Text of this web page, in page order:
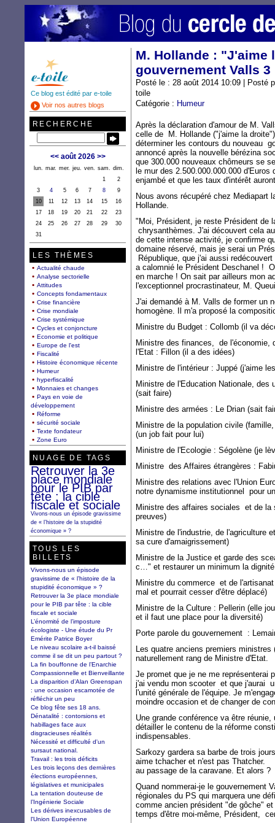
M. Hollande : "J'aime
gouvernement Valls 3
Posté le : 28 août 2014 10:09 | Posté
toile
Catégorie : Humeur
Après la déclaration d'amour de M.
celle de M. Hollande ("j'aime la
déterminer les contours du nouveau
annoncé après la nouvelle bérézina
que 300.000 nouveaux chômeurs se
le mur des 2.500.000.000.000
enjambé et que les taux d'intérêt
Nous avons récupéré chez Mediapart
Hollande.
"Moi, Président, je reste Président de
chrysanthèmes. J'ai découvert cela
de cette intense activité, je confirme
domaine réservé, mais je serai un
République, que j'ai aussi
a calomnié le Président Deschanel !
en marche ! On sait par ailleurs mon
l'exceptionnel procrastinateur, M.
J'ai demandé à M. Valls de former un
homogène. Il m'a proposé la
Ministre du Budget : Collomb (il va
Ministre des finances, de l'économie,
l'Etat : Fillon (il a des idées)
Ministre de l'intérieur : Juppé (j'aime
Ministre de l'Education Nationale,
(sait faire)
Ministre des armées : Le Drian (sait
Ministre de la population civile
(un job fait pour lui)
Ministre de l'Ecologie : Ségolène (je
Ministre des Affaires étrangères :
Ministre des relations avec l'Union
notre dynamisme institutionnel pour
Ministre des affaires sociales et de la
preuves)
Ministre de l'industrie, de l'agriculture
sa cure d'amaigrissement)
Ministre de la Justice et garde des
c…" et restaurer un minimum la
Ministre du commerce et de
mal et pourrait cesser d'être déplacé)
Ministre de la Culture : Pellerin (elle
et il faut une place pour la diversité)
Porte parole du gouvernement :
Les quatre anciens premiers
naturellement rang de Ministre d'Etat.
Je promet que je ne me représenterai
j'ai vendu mon scooter et que j'aurai
l'unité générale de l'équipe. Je
moindre occasion et de changer de
Une grande conférence va être
détailler le contenu de la réforme
indispensables.
Sarkozy gardera sa barbe de trois
aime tchacher et n'est pas Thatcher.
au passage de la caravane. Et alors
Quand nommerai-je le gouvernement
régionales du PS qui marquera une
comme ancien président "de gôche"
temps d'être moi-même, Président,
Ce blog est édité par e-toile
Voir nos autres blogs
RECHERCHE
<< août 2026 >>
lun. mar. mer. jeu. ven. sam.
dim.
1
2
3
4 5 6 7 8
9
10
11 12 13 14 15
16
17
18 19 20 21 22
23
24
25 26 27 28 29
30
31
LES THÈMES
Actualité chaude
Analyse sectorielle
Attitudes
Concepts fondamentaux
Crise financière
Crise mondiale
Crise systémique
Cycles et conjoncture
Economie et politique
Europe de l'est
Fiscalité
Histoire économique récente
Humeur
hyperfiscalité
Monnaies et changes
Pays en voie de
développement
Réforme
sécurité sociale
Texte fondateur
Zone Euro
NUAGE DE TAGS
Retrouver la 3e
place mondiale
pour le PIB par
tête : la cible
fiscale et sociale
Vivons-nous un épisode gravissime
de « l’histoire de la stupidité
économique » ?
TOUS LES
BILLETS
Vivons-nous un épisode
gravissime de « l’histoire de la
stupidité économique » ?
Retrouver la 3e place mondiale
pour le PIB par tête : la cible
fiscale et sociale
L’énormité de l’imposture
écologiste - Une étude du Pr
Emérite Patrice Boyer
Le niveau scolaire a-t-il baissé
comme il se dit un peu partout ?
La fin bouffonne de l’Enarchie
Compassionnelle et Bienveillante
La disparition d’Alan Greenspan
: une occasion escamotée de
réfléchir un peu
Ce blog fête ses 18 ans.
Dénatalité : contorsions et
habillages face aux
disgracieuses réalités
Nécessité et difficulté d'un
sursaut national.
Travail : les trois déficits
Les trois leçons des dernières
élections européennes,
législatives et municipales
La tentation douteuse de
l’Ingénierie Sociale
Les dérives inexcusables de
l'Union Européenne